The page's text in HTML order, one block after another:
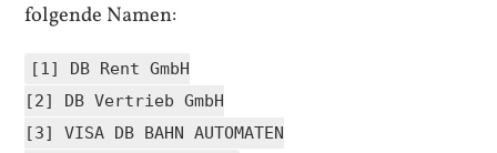
folgende Namen:
[1] DB Rent GmbH
[2] DB Vertrieb GmbH
[3] VISA DB BAHN AUTOMATEN